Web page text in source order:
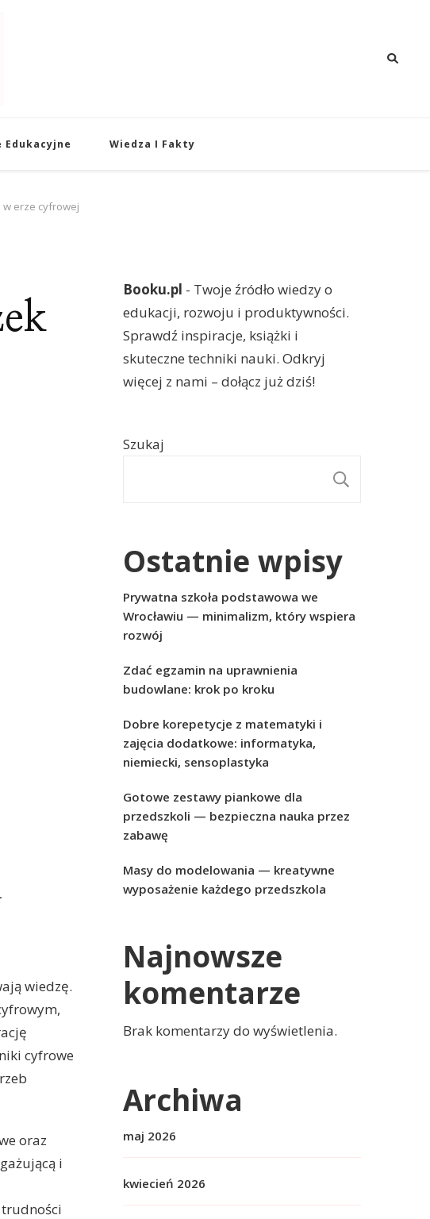
Wiedza I Fakty
w erze cyfrowej
wiedzę.
cyfrowe
oraz
i
Booku.pl - Twoje źródło wiedzy o
edukacji, rozwoju i produktywności.
Sprawdź inspiracje, książki i
skuteczne techniki nauki. Odkryj
więcej z nami – dołącz już dziś!
Szukaj
Ostatnie wpisy
Prywatna szkoła podstawowa we
Wrocławiu — minimalizm, który wspiera
rozwój
Zdać egzamin na uprawnienia
budowlane: krok po kroku
Dobre korepetycje z matematyki i
zajęcia dodatkowe: informatyka,
niemiecki, sensoplastyka
Gotowe zestawy piankowe dla
przedszkoli — bezpieczna nauka przez
zabawę
Masy do modelowania — kreatywne
wyposażenie każdego przedszkola
Najnowsze
komentarze
Brak komentarzy do wyświetlenia.
Archiwa
maj 2026
kwiecień 2026